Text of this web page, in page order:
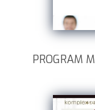
PROGRAM